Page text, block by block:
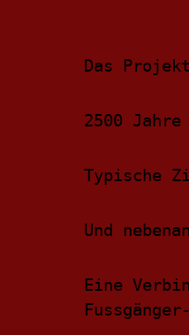
Das
2500
Typische
Und
Eine